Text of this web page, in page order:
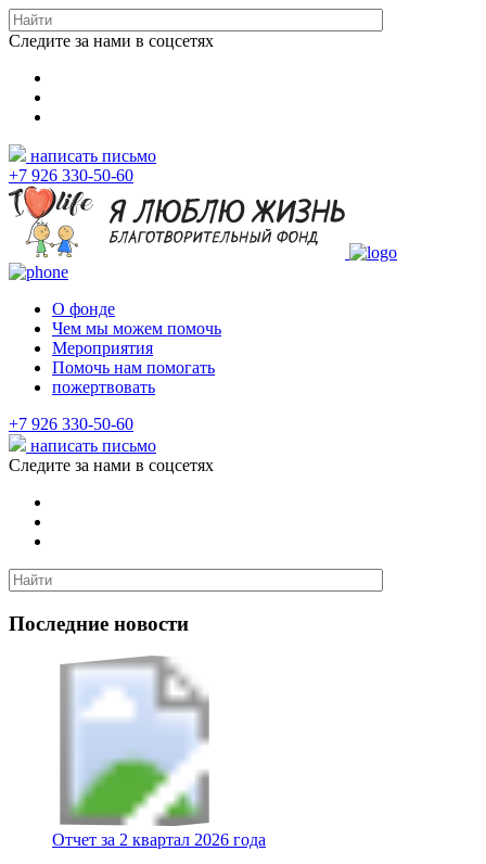
Следите за нами в соцсетях
написать письмо
+7 926 330-50-60
О фонде
Чем мы можем помочь
Мероприятия
Помочь нам помогать
пожертвовать
+7 926 330-50-60
написать письмо
Следите за нами в соцсетях
Последние новости
Отчет за 2 квартал 2026 года